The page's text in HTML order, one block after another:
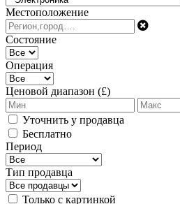
Местоположение
Состояние
Операция
Ценовой диапазон (£)
Уточнить у продавца
Бесплатно
Период
Тип продавца
Только с картинкой